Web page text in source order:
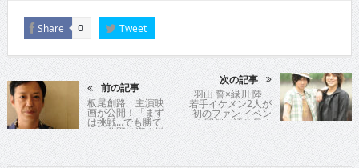
Share 0 Tweet
前の記事
板尾創路 主演映
画が公開！「まず
は挑戦…でも勝て
ない分野は潔く撤
退！引き算の努力
は勇気がいるけど
ね」と人生訓も!!
次の記事
羽山 誓×緑川 陸
若手イケメン2人が
初のファン イベン
ト開催で語り尽く
す!!